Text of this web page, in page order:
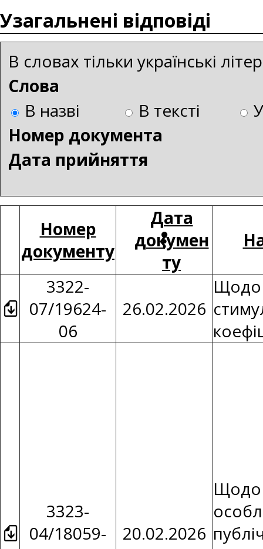
Узагальнені відповіді
В словах тільки українські
Слова
В назві
В тексті
Номер документа
Дата прийняття
Номер
документу
Дата
докумен
ту
3322-
07/19624-
06
26.02.2026
Щодо
3323-
04/18059-
20.02.2026
Щодо